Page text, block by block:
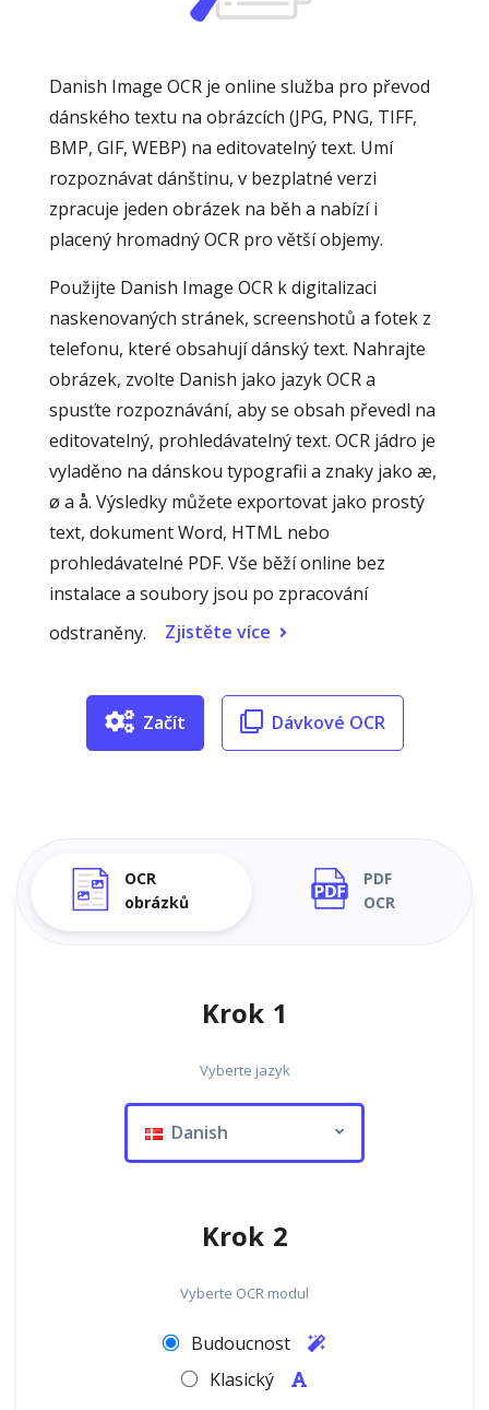
Danish Image OCR je online služba pro převod
dánského textu na obrázcích (JPG, PNG, TIFF,
BMP, GIF, WEBP) na editovatelný text. Umí
rozpoznávat dánštinu, v bezplatné verzi
zpracuje jeden obrázek na běh a nabízí i
placený hromadný OCR pro větší objemy.
Použijte Danish Image OCR k digitalizaci
naskenovaných stránek, screenshotů a fotek z
telefonu, které obsahují dánský text. Nahrajte
obrázek, zvolte Danish jako jazyk OCR a
spusťte rozpoznávání, aby se obsah převedl na
editovatelný, prohledávatelný text. OCR jádro je
vyladěno na dánskou typografii a znaky jako æ,
ø a å. Výsledky můžete exportovat jako prostý
text, dokument Word, HTML nebo
prohledávatelné PDF. Vše běží online bez
instalace a soubory jsou po zpracování
odstraněny.
Zjistěte více
Začít Dávkové OCR
OCR
obrázků
PDF
OCR
Krok 1
Vyberte jazyk
Danish
Krok 2
Vyberte OCR modul
Budoucnost
Klasický